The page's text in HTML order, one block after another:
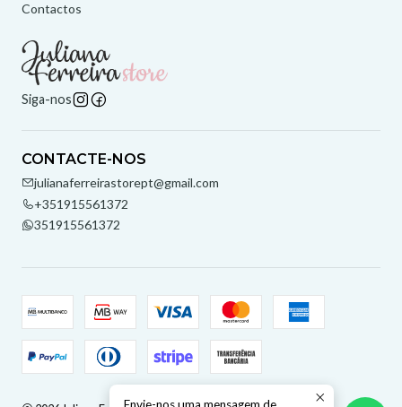
Contactos
Siga-nos
CONTACTE-NOS
julianaferreirastorept@gmail.com
+351915561372
351915561372